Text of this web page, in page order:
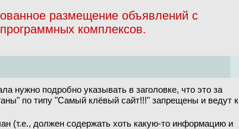
размещение объявлений с
комплексов.
нужно подробно указывать в заголовке, что это за
по типу "Самый клёвый сайт!!!" запрещены и ведут к
(т.е., должен содержать хоть какую-то информацию и